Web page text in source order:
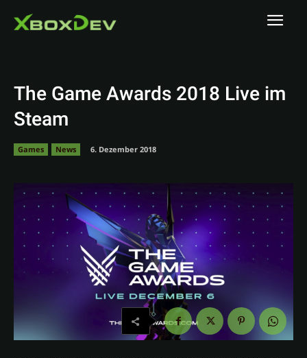
The Game Awards 2018 Live im
Steam
Games News 6. Dezember 2018